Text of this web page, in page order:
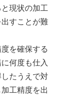
現状の加工
すことが難
を確保する
何度も仕入
たうえで対
工精度を出